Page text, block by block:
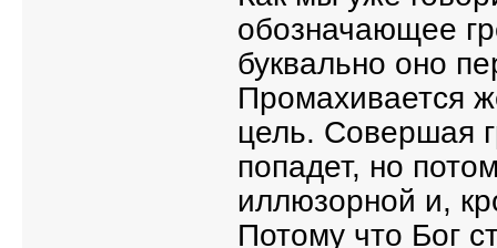
обозначающее
буквально оно
Промахивается
цель. Совершая
попадет, но
иллюзорной и,
Потому что Бог